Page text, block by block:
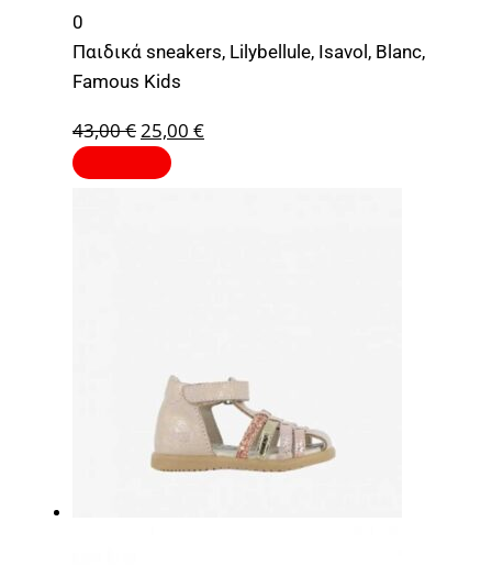
0
Παιδικά sneakers, Lilybellule, Isavol, Blanc,
Famous Kids
43,00€25,00 €